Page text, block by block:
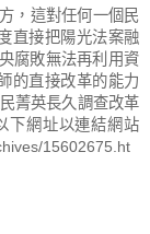
，這對任何一個民
直接把陽光法案融
腐敗無法再利用資
的直接改革的能力
菁英長久調查改革
下網址以連結網站
15602675.ht